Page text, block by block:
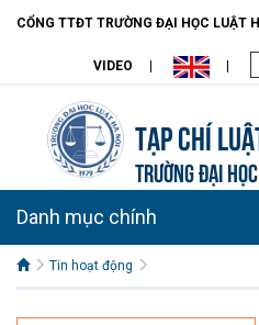
CỔNG TTĐT TRƯỜNG ĐẠI HỌC LUẬT
VIDEO
Tạp chí
TRƯỜNG ĐẠI
Danh mục chính
Tin hoạt động